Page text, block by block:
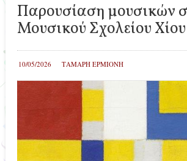
Παρουσίαση μουσικών
Μουσικού Σχολείου
10/05/2026 ΤΑΜΑΡΗ ΕΡΜΙΟΝΗ